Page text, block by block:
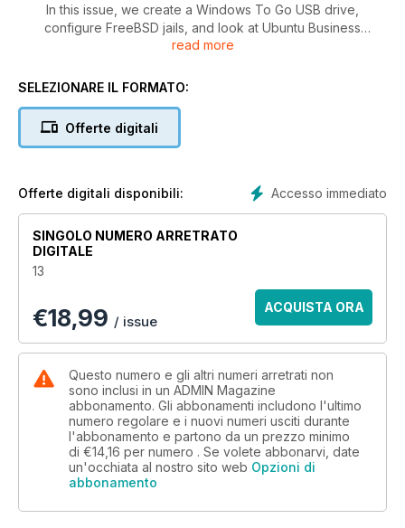
In this issue, we create a Windows To Go USB drive,
configure FreeBSD jails, and look at Ubuntu Business
Desktop Remix 12.04.
read more
SELEZIONARE IL FORMATO:
Offerte digitali
Accesso immediato
Offerte digitali disponibili:
SINGOLO NUMERO ARRETRATO
DIGITALE
13
€18,99 / issue
ACQUISTA ORA
Questo numero e gli altri numeri arretrati non
sono inclusi in un ADMIN Magazine
abbonamento. Gli abbonamenti includono l'ultimo
numero regolare e i nuovi numeri usciti durante
l'abbonamento e partono da un prezzo minimo
di €14,16 per numero . Se volete abbonarvi, date
un'occhiata al nostro sito web Opzioni di
abbonamento